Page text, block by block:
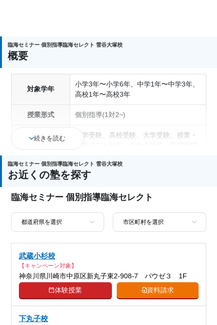
臨海セミナー 個別指導臨海セレクト 雪谷大塚校
概要
対象学年
小学3年〜小学6年、中学1年〜中学3年、
高校1年〜高校3年
授業形式 個別指導(1対2~)
中学受験、高校受験、大学受験、授業・
試対策、国公立大対策、私大対策、共通
テスト対策、英検(英語検定)対策
中高一貫校生に対応、特待生・奨学金制
科目
続きを読む
臨海セミナー 個別指導臨海セレクト 雪谷大塚校
お近くの塾を探す
臨海セミナー 個別指導臨海セレクト
武蔵小杉校
【キャンペーン対象】
神奈川県川崎市中原区新丸子東2-908-7 パウゼ３ 1F
体験授業
資料請求
下丸子校